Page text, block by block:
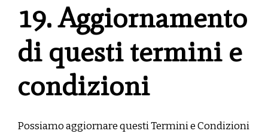
19. Aggiornamento
di questi termini e
condizioni
Possiamo aggiornare questi Termini e Condizioni